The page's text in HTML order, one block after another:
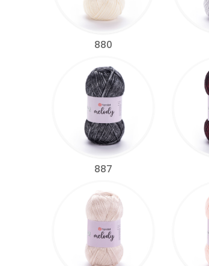
880
887